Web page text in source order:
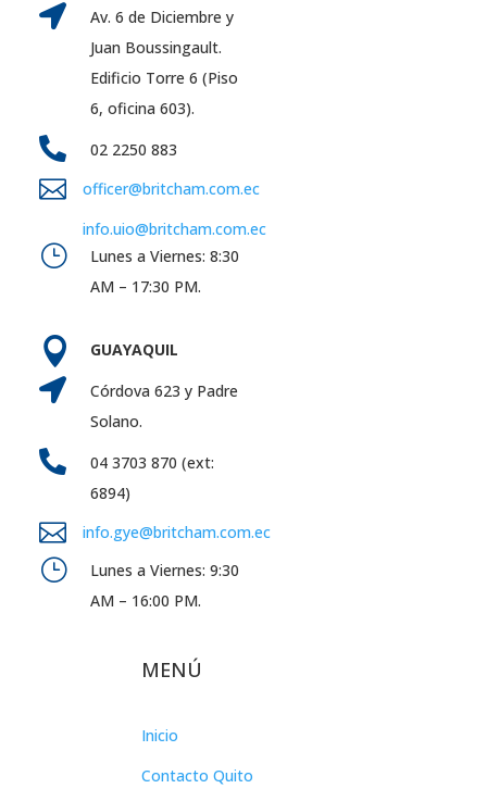

Av. 6 de Diciembre y
Juan Boussingault.
Edificio Torre 6 (Piso
6, oficina 603).
 02 2250 883

officer@britcham.com.ec
info.uio@britcham.com.ec
}
Lunes a Viernes: 8:30
AM – 17:30 PM.
 GUAYAQUIL

Córdova 623 y Padre
Solano.

04 3703 870 (ext:
6894)
 info.gye@britcham.com.ec
}
Lunes a Viernes: 9:30
AM – 16:00 PM.
MENÚ
Inicio
Contacto Quito